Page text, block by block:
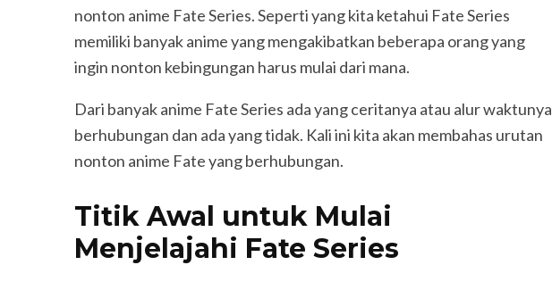
nonton anime Fate Series. Seperti yang kita ketahui Fate Series
memiliki banyak anime yang mengakibatkan beberapa orang yang
ingin nonton kebingungan harus mulai dari mana.
Dari banyak anime Fate Series ada yang ceritanya atau alur waktunya
berhubungan dan ada yang tidak. Kali ini kita akan membahas urutan
nonton anime Fate yang berhubungan.
Titik Awal untuk Mulai
Menjelajahi Fate Series